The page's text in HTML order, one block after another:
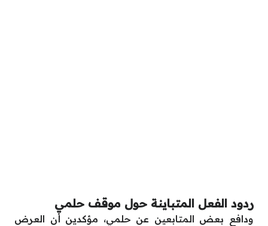
ردود الفعل المتباينة حول موقف حلمي
ودافع بعض المتابعين عن حلمي، مؤكدين أن العرض